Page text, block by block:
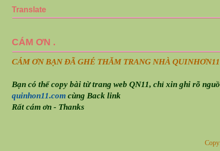
Translate
CÁM ƠN .
CÁM ƠN BẠN ĐÃ GHÉ THĂM TRANG NHÀ QUINHƠN
Bạn có thể copy bài từ trang web QN11, chỉ xin ghi rõ
quinhon11.comcùng Back link
Rất cám ơn - Thanks